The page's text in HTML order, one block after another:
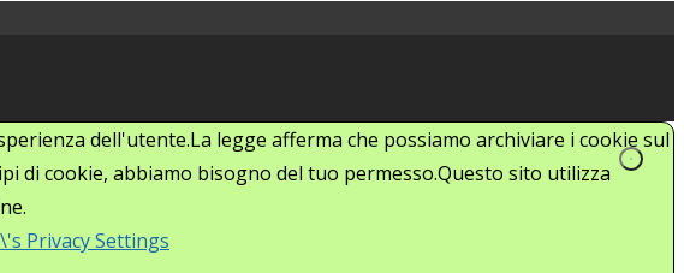
dell'utente.La legge afferma che possiamo archiviare i cookie sul
cookie, abbiamo bisogno del tuo permesso.Questo sito utilizza
Privacy Settings